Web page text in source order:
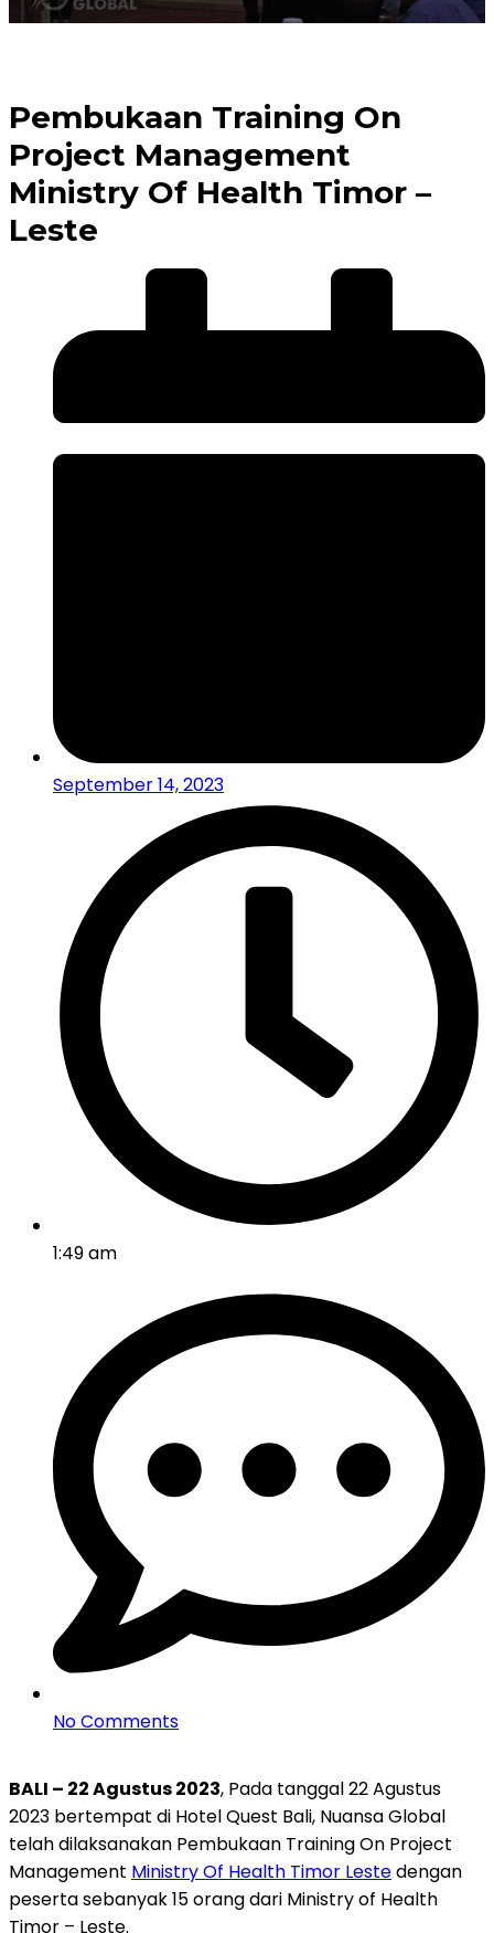
Pembukaan Training On
Project Management
Ministry Of Health Timor –
Leste
September 14, 2023
1:49 am
No Comments
BALI – 22 Agustus 2023, Pada tanggal 22 Agustus
2023 bertempat di Hotel Quest Bali, Nuansa Global
telah dilaksanakan Pembukaan Training On Project
Management Ministry Of Health Timor Lestedengan
peserta sebanyak 15 orang dari Ministry of Health
Timor – Leste.